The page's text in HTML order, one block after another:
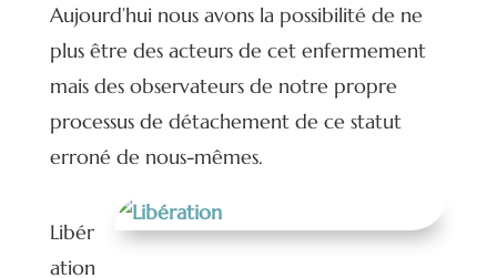
Aujourd’hui nous avons la possibilité de ne
plus être des acteurs de cet enfermement
mais des observateurs de notre propre
processus de détachement de ce statut
erroné de nous-mêmes.
Libér
ation